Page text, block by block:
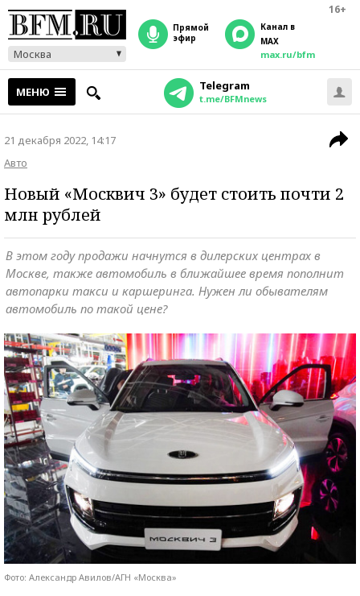
16+
Москва
прямой
эфир
Канал в
MAX
max.ru/bfm
МЕНЮ Telegram
t.me/BFMnews
21 декабря 2022, 14:17
Авто
Новый «Москвич 3» будет стоить почти 2
млн рублей
В этом году продажи начнутся в дилерских центрах в
Москве, также автомобиль в ближайшее время пополнит
автопарки такси и каршеринга. Нужен ли обывателям
автомобиль по такой цене?
Фото: Александр Авилов/АГН «Москва»